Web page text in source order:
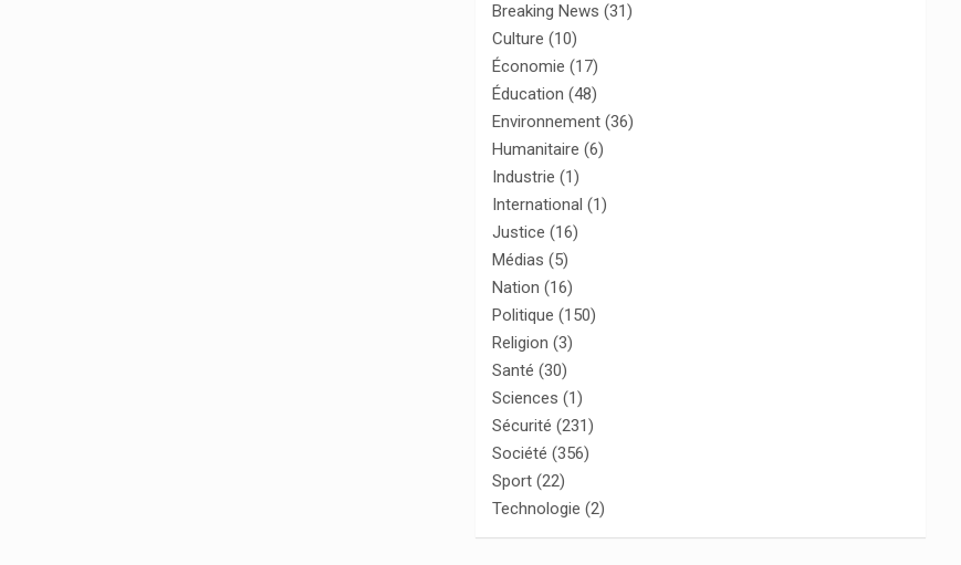
Breaking News (31)
Culture (10)
Économie (17)
Éducation (48)
Environnement (36)
Humanitaire (6)
Industrie (1)
International (1)
Justice (16)
Médias (5)
Nation (16)
Politique (150)
Religion (3)
Santé (30)
Sciences (1)
Sécurité (231)
Société (356)
Sport (22)
Technologie (2)